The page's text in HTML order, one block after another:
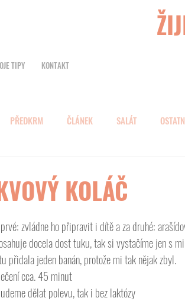
TIPY KONTAKT
PŘEDKRM ČLÁNEK SALÁT
KOLÁČ
zvládne ho připravit i dítě a za druhé:
docela dost tuku, tak si vystačíme jen s
přidala jeden banán, protože mi tak nějak zbyl.
cca. 45 minut
dělat polevu, tak i bez laktózy